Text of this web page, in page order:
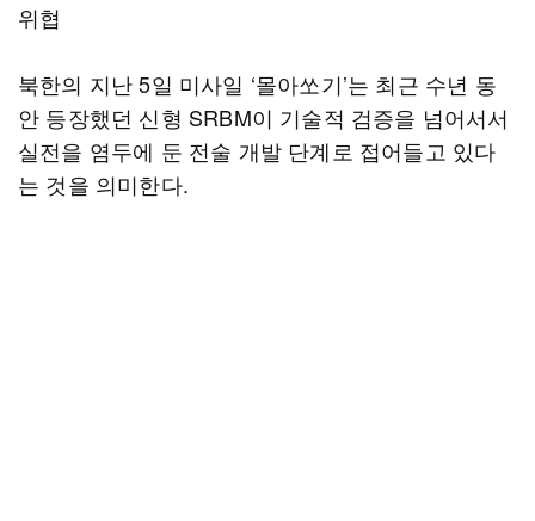
위협
북한의 지난 5일 미사일 ‘몰아쏘기’는 최근 수년 동
안 등장했던 신형 SRBM이 기술적 검증을 넘어서서
실전을 염두에 둔 전술 개발 단계로 접어들고 있다
는 것을 의미한다.